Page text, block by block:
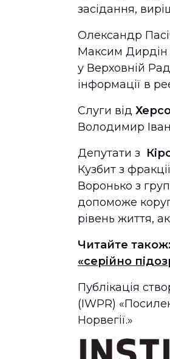
засідання,
Олександр
Максим Дирдін
у Верховній
інформації в
Слуги від
Володимир
Депутати з
Кузбит з
Воронько з
допоможе
рівень життя,
Читайте також:
«серійно
Публікація
(IWPR)
Норвегії.»